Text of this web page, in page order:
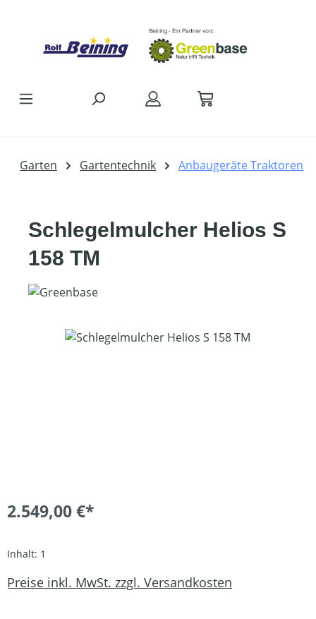
Garten Gartentechnik Anbaugeräte Traktoren
Schlegelmulcher Helios S
158 TM
Bildergalerie überspringen
2.549,00 €*
Inhalt: 1
Preise inkl. MwSt. zzgl. Versandkosten